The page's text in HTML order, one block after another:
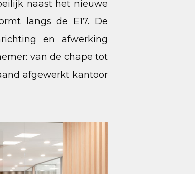
naast het nieuwe
langs de E17. De
en afwerking
van de chape tot
afgewerkt kantoor